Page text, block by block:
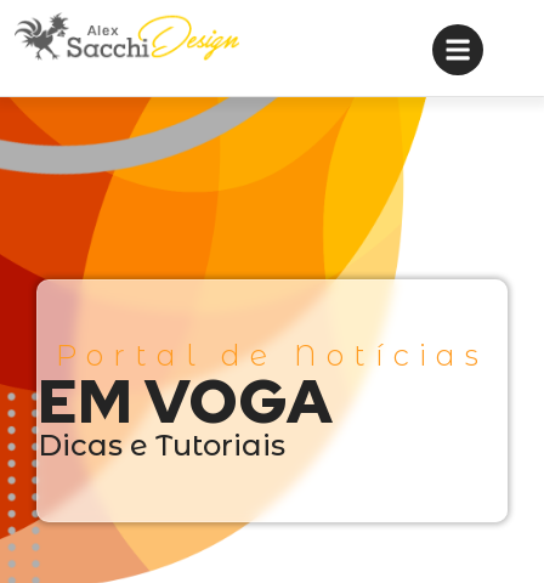
Portal de Notícias
EM VOGA
Dicas e Tutoriais